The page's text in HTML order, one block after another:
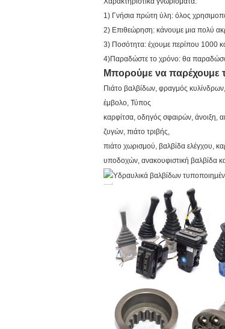
1) Γνήσια πρώτη ύλη: όλος
2) Επιθεώρηση: κάνουμε μια πολύ
3) Ποσότητα: έχουμε περίπου 1000
4)Παραδώστε το χρόνο: θα
Μπορούμε να παρέχουμε
Πιάτο βαλβίδων, φραγμός
έμβολο, Τύπος
καρφίτσα, οδηγός σφαιρών, άνοιξη,
ζυγών, πιάτο τριβής,
πιάτο χωρισμού, βαλβίδα ελέγχου,
υποδοχών, ανακουφιστική βαλβίδα